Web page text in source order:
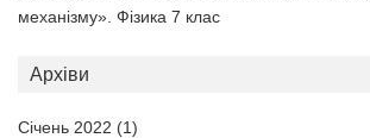
механізму». Фізика 7 клас
Архіви
Січень 2022 (1)